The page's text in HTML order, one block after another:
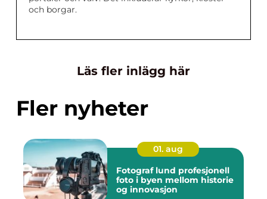
och borgar.
Läs fler inlägg här
Fler nyheter
01. aug
Fotograf lund profesjonell
foto i byen mellom historie
og innovasjon